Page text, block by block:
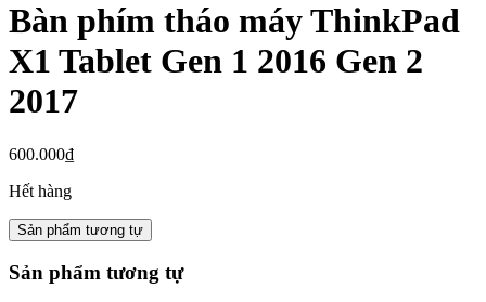
Bàn phím tháo máy ThinkPad
X1 Tablet Gen 1 2016 Gen 2
2017
600.000₫
Hết hàng
Sản phẩm tương tự
Sản phẩm tương tự